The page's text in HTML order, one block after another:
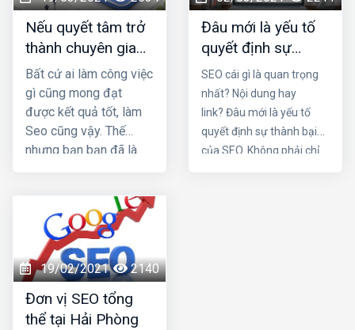
Nếu quyết tâm trở
thành chuyên gia
seo, cần những
thói quen nào?
Bất cứ ai làm công việc
gì cũng mong đạt
được kết quả tốt, làm
Seo cũng vậy. Thế
nhưng bạn bạn đã là
bị các đối thủ vượt
mặt. Vậy làm sao để
trở thành một seo
giỏi. Nếu quyết tâm trở
thành chuyên gia seo,
cần những thói quen
nào?
Đâu mới là yếu tố
quyết định sự
thành bại của SEO
SEO cái gì là quan trọng
nhất? Nội dung hay
link? Đâu mới là yếu tố
quyết định sự thành bại
của SEO. Không phải chỉ
19/02/2021 2140
Đơn vị SEO tổng
thể tại Hải Phòng